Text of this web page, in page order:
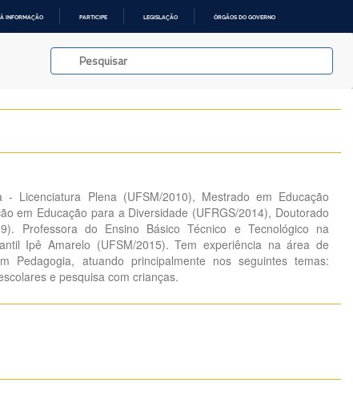
INFORMAÇÃO PARTICIPE LEGISLAÇÃO ÓRGÃOS DO GOVERNO
- Licenciatura Plena (UFSM/2010), Mestrado em Educação
em Educação para a Diversidade (UFRGS/2014), Doutorado
Professora do Ensino Básico Técnico e Tecnológico na
Ipê Amarelo (UFSM/2015). Tem experiência na área de
Pedagogia, atuando principalmente nos seguintes temas:
e pesquisa com crianças.